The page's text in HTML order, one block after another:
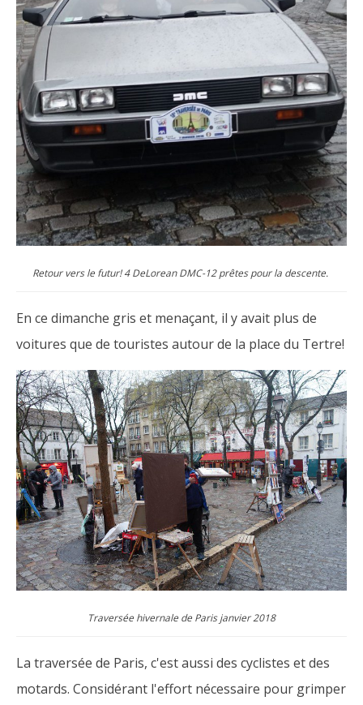
Retour vers le futur! 4 DeLorean DMC-12 prêtes pour la descente.
En ce dimanche gris et menaçant, il y avait plus de
voitures que de touristes autour de la place du Tertre!
Traversée hivernale de Paris janvier 2018
La traversée de Paris, c'est aussi des cyclistes et des
motards. Considérant l'effort nécessaire pour grimper